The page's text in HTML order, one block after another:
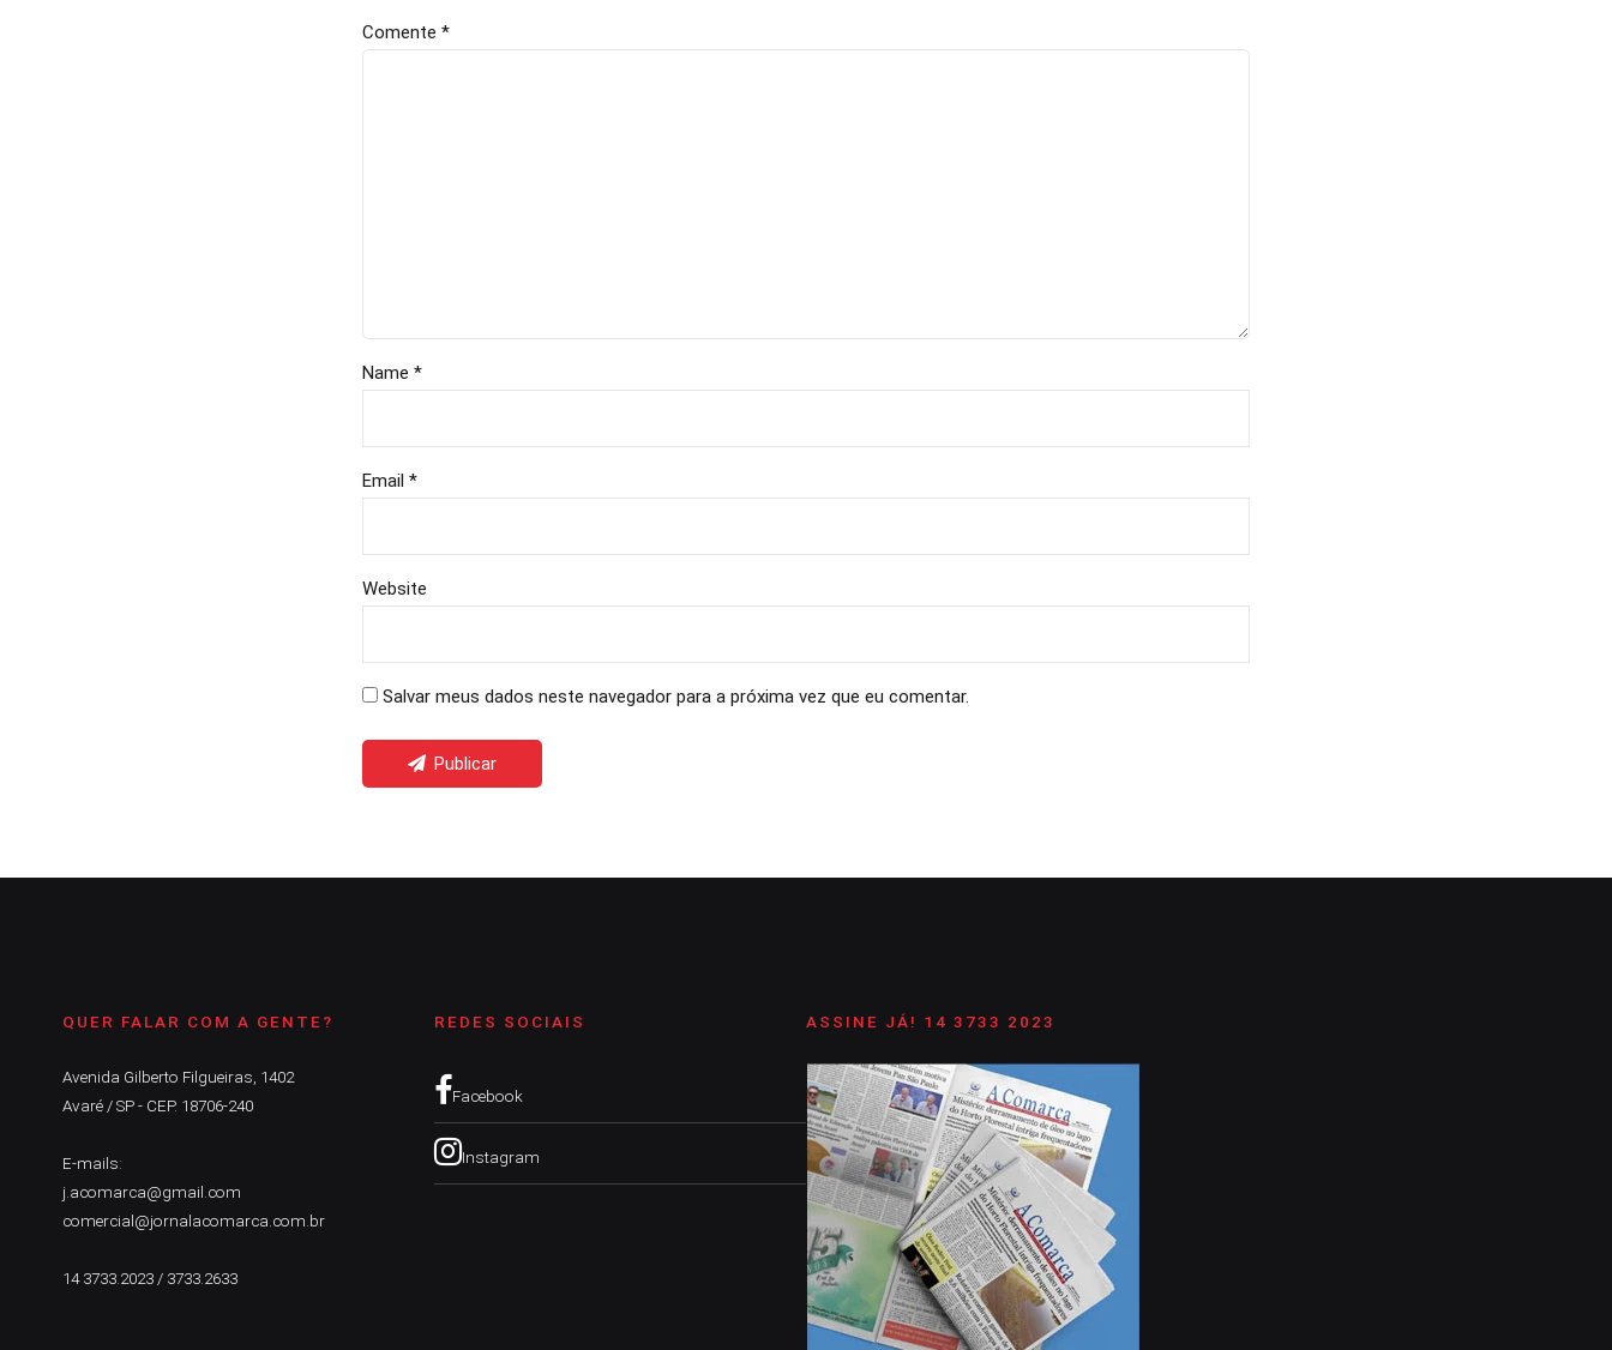
Comente *
Name *
Email *
Website
Salvar meus dados neste navegador para a próxima vez que eu comentar.
Publicar
QUER FALAR COM A GENTE?
Avenida Gilberto Filgueiras, 1402
Avaré / SP - CEP. 18706-240
E-mails:
j.acomarca@gmail.com
comercial@jornalacomarca.com.br
14 3733.2023 / 3733.2633
REDES SOCIAIS
Facebook
Instagram
ASSINE JÁ! 14 3733 2023